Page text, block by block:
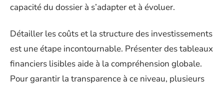
capacité du dossier à s’adapter et à évoluer.
Détailler les coûts et la structure des investissements
est une étape incontournable. Présenter des tableaux
financiers lisibles aide à la compréhension globale.
Pour garantir la transparence à ce niveau, plusieurs